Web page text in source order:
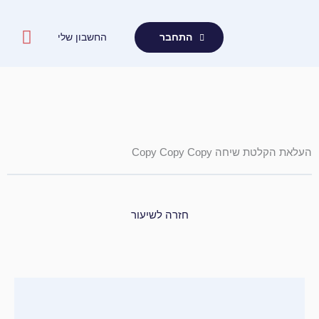
התחבר
החשבון שלי
העלאת הקלטת שיחה Copy Copy Copy
חזרה לשיעור